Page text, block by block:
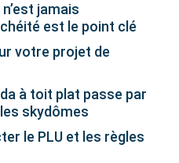
jamais
est le point clé
votre projet de
à toit plat passe par
skydômes
le PLU et les règles